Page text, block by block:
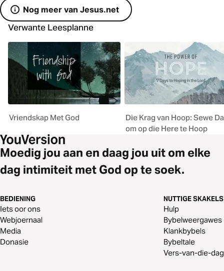
Nog meer van Jesus.net
Verwante Leesplanne
Vriendskap Met God
Die Krag van Hoop: Sewe
om op die Here te Hoop
Moedig jou aan en daag jou uit om elke
dag intimiteit met God op te soek.
BEDIENING
Iets oor ons
Webjoernaal
Media
Donasie
NUTTIGE SKAKELS
Hulp
Bybelweergawes
Klankbybels
Bybeltale
Vers-van-die-dag